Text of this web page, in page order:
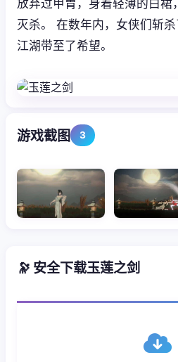
放弃过甲胄，身着轻薄的白裙
灭杀。 在数年内，女侠们斩
江湖带至了希望。
游戏截图 3
🔭 安全下载玉莲之剑